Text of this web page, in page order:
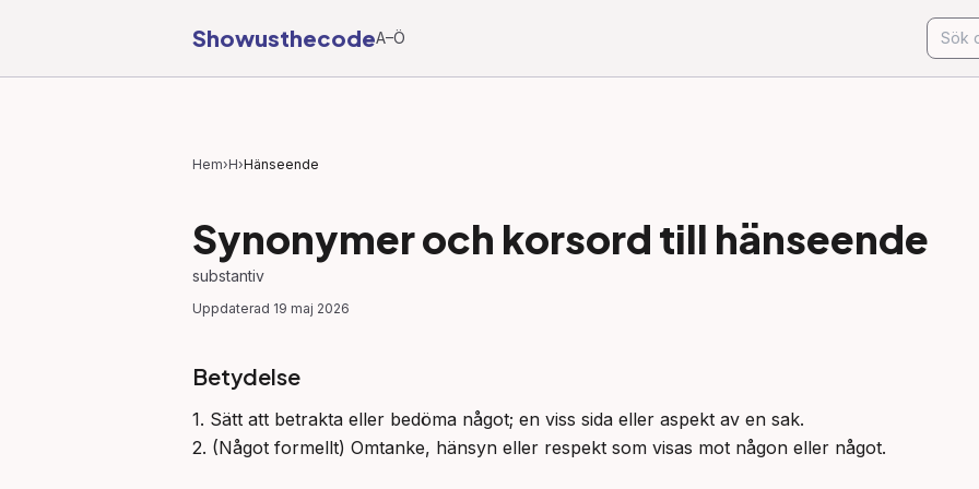
ShowusthecodeA–Ö
Hem›H›Hänseende
Synonymer och korsord till hänseende
substantiv
Uppdaterad 19 maj 2026
Betydelse
1. Sätt att betrakta eller bedöma något; en viss sida eller aspekt av en sak.
2. (Något formellt) Omtanke, hänsyn eller respekt som visas mot någon eller något.